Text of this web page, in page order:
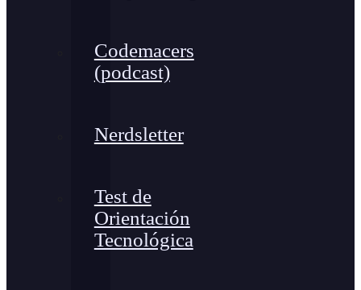
Codemacers
(podcast)
Nerdsletter
Test de
Orientación
Tecnológica